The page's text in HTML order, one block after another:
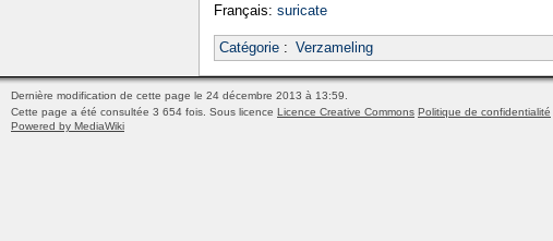
Français: suricate
Catégorie: Verzameling
Dernière modification de cette page le 24 décembre 2013 à 13:59.
Cette page a été consultée 3 654 fois. Sous licence Licence Creative Commons Politique de confidentialité
Powered by MediaWiki